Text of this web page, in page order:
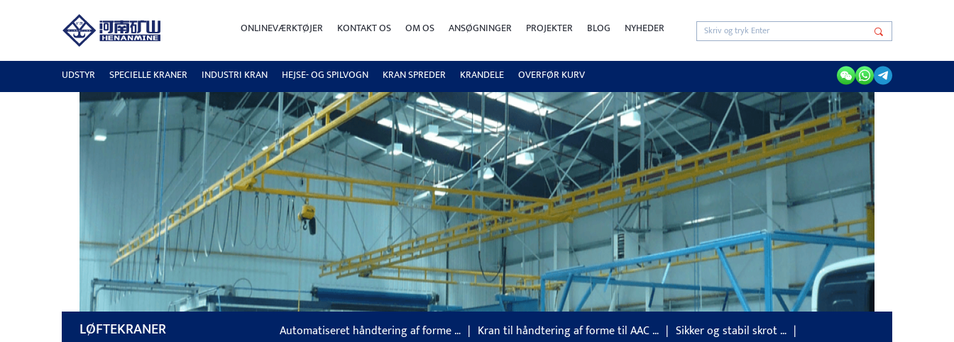
ONLINEVÆRKTØJER KONTAKT OS OM OS ANSØGNINGER PROJEKTER BLOG NYHEDER
UDSTYR SPECIELLE KRANER INDUSTRI KRAN HEJSE- OG SPILVOGN KRAN SPREDER KRANDELE OVERFØR KURV
LØFTEKRANER Automatiseret håndtering af forme … Kran til håndtering af forme til AAC …
Sikker og stabil skrot …